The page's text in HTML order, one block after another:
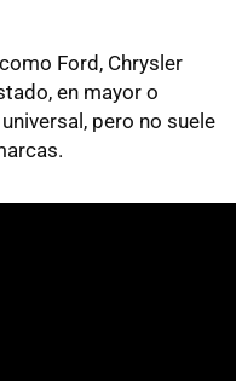
Ford, Chrysler
en mayor o
pero no suele